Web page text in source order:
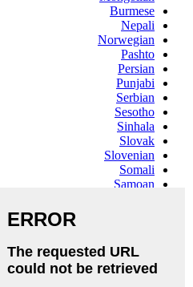
Burmese
Nepali
Norwegian
Pashto
Persian
Punjabi
Serbian
Sesotho
Sinhala
Slovak
Slovenian
Somali
Samoan
Swahili
Tajik